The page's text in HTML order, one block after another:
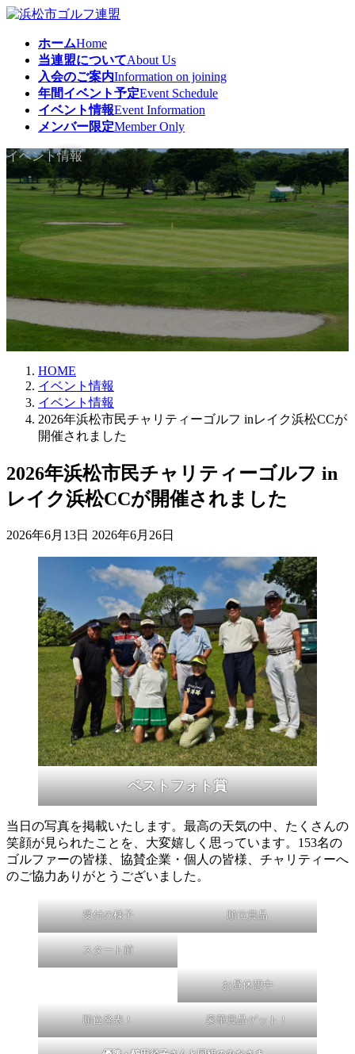
コ
ッ
プ
ナ
移
動
ホームHome
当連盟についてAbout Us
入会のご案内Information on joining
年間イベント予定Event Schedule
イベント情報Event Information
メンバー限定Member Only
イベント情報
HOME
イベント情報
イベント情報
2026年浜松市民チャリティーゴルフ inレイク浜松CCが
開催されました
2026年浜松市民チャリティーゴルフ in
レイク浜松CCが開催されました
2026年6月13日 最
更
新
日
時
:
2026年6月26日
ベストフォト賞
当日の写真を掲載いたします。最高の天気の中、たくさんの
笑顔が見られたことを、大変嬉しく思っています。153名の
ゴルファーの皆様、協賛企業・個人の皆様、チャリティーへ
のご協力ありがとうございました。
受付の様子 順位賞品
スタート前
お昼休憩中
順位発表！ 豪華賞品ゲット！